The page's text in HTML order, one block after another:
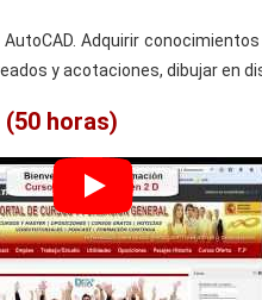
Adquirir
y acotaciones, dibujar en
horas)